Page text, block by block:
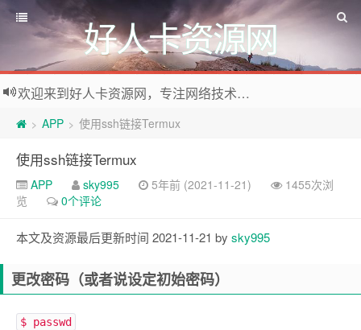
好人卡资源网
欢迎来到好人卡资源网，专注网络技术资源收集，我们不仅是网络资源的搬运工，也生产原创资源。寻找资源请留言或关注公众号:烈日下的男人
> APP > 使用ssh链接Termux
使用ssh链接Termux
APP sky995 5年前 (2021-11-21)
1455次浏
览
0个评论
本文及资源最后更新时间 2021-11-21 by sky995
更改密码（或者说设定初始密码）
$ passwd